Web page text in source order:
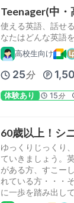
Teenager(中
使える英語、話せ
なたはどんな英語
高校生向け
25分
体験あり 15分
60歳以上！シ
ゆっくりじっくり
ていきましょう。
がある方、すこー
れている方・・・
に一歩を踏み出し